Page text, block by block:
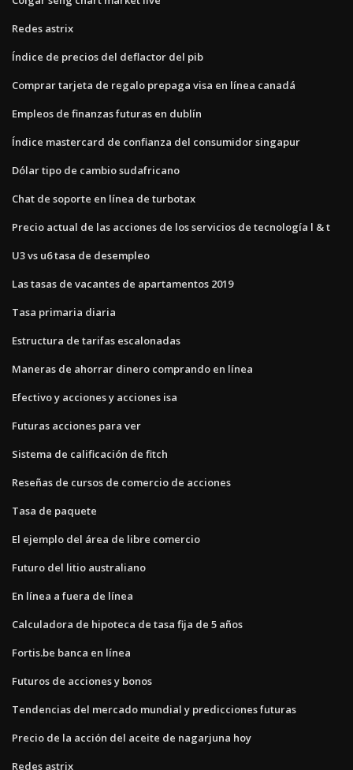
Redes astrix
Índice de precios del deflactor del pib
Comprar tarjeta de regalo prepaga visa en línea canadá
Empleos de finanzas futuras en dublín
Índice mastercard de confianza del consumidor singapur
Dólar tipo de cambio sudafricano
Chat de soporte en línea de turbotax
Precio actual de las acciones de los servicios de tecnología l & t
U3 vs u6 tasa de desempleo
Las tasas de vacantes de apartamentos 2019
Tasa primaria diaria
Estructura de tarifas escalonadas
Maneras de ahorrar dinero comprando en línea
Efectivo y acciones y acciones isa
Futuras acciones para ver
Sistema de calificación de fitch
Reseñas de cursos de comercio de acciones
Tasa de paquete
El ejemplo del área de libre comercio
Futuro del litio australiano
En línea a fuera de línea
Calculadora de hipoteca de tasa fija de 5 años
Fortis.be banca en línea
Futuros de acciones y bonos
Tendencias del mercado mundial y predicciones futuras
Precio de la acción del aceite de nagarjuna hoy
Redes astrix